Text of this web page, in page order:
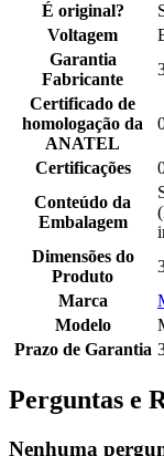
É original?
Voltagem
Garantia
Fabricante
Certificado de
homologação da
ANATEL
Certificações
Conteúdo da
Embalagem
Dimensões do
Produto
Marca
Modelo
Prazo de Garantia
Perguntas e
Nenhuma